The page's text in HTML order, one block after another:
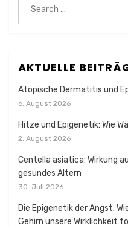
for:
AKTUELLE
Atopische Dermatitis und
6. August 2026
Hitze und Epigenetik: Wie
2. August 2026
Centella asiatica: Wirkung
gesundes Altern
30. Juli 2026
Die Epigenetik der Angst:
Gehirn unsere Wirklichkeit